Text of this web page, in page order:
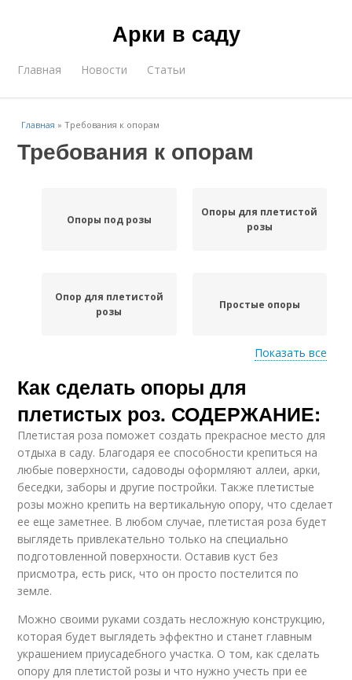
Арки в саду
Главная Новости Статьи
Главная »Требования к опорам
Требования к опорам
Опоры под розы
Опоры для плетистой
розы
Опор для плетистой
розы
Простые опоры
Опор для роз Металлический опор
Опоры для роз
Опоры для кустовых
Опор для цветов Столбы с опорами
Опор из металла
Опоры для плетистых
роз
Показать все
Как сделать опоры для
плетистых роз. СОДЕРЖАНИЕ:
Плетистая роза поможет создать прекрасное место для
отдыха в саду. Благодаря ее способности крепиться на
любые поверхности, садоводы оформляют аллеи, арки,
беседки, заборы и другие постройки. Также плетистые
розы можно крепить на вертикальную опору, что сделает
ее еще заметнее. В любом случае, плетистая роза будет
выглядеть привлекательно только на специально
подготовленной поверхности. Оставив куст без
присмотра, есть риск, что он просто постелится по
земле.
Можно своими руками создать несложную конструкцию,
которая будет выглядеть эффектно и станет главным
украшением приусадебного участка. О том, как сделать
опору для плетистой розы и что нужно учесть при ее